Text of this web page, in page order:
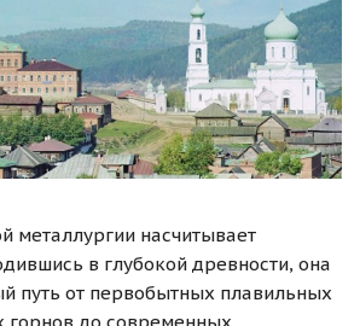
металлургии насчитывает
в глубокой древности, она
путь от первобытных плавильных
горнов до современных